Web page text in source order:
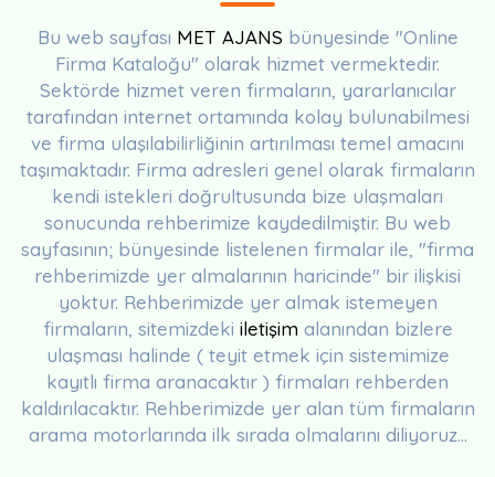
Bu web sayfası MET AJANS bünyesinde "Online
Firma Kataloğu" olarak hizmet vermektedir.
Sektörde hizmet veren firmaların, yararlanıcılar
tarafından internet ortamında kolay bulunabilmesi
ve firma ulaşılabilirliğinin artırılması temel amacını
taşımaktadır. Firma adresleri genel olarak firmaların
kendi istekleri doğrultusunda bize ulaşmaları
sonucunda rehberimize kaydedilmiştir. Bu web
sayfasının; bünyesinde listelenen firmalar ile, "firma
rehberimizde yer almalarının haricinde" bir ilişkisi
yoktur. Rehberimizde yer almak istemeyen
firmaların, sitemizdeki iletişim alanından bizlere
ulaşması halinde ( teyit etmek için sistemimize
kayıtlı firma aranacaktır ) firmaları rehberden
kaldırılacaktır. Rehberimizde yer alan tüm firmaların
arama motorlarında ilk sırada olmalarını diliyoruz...